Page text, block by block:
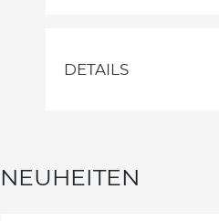
DETAILS
NEUHEITEN